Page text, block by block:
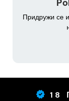
Придружи се и
18